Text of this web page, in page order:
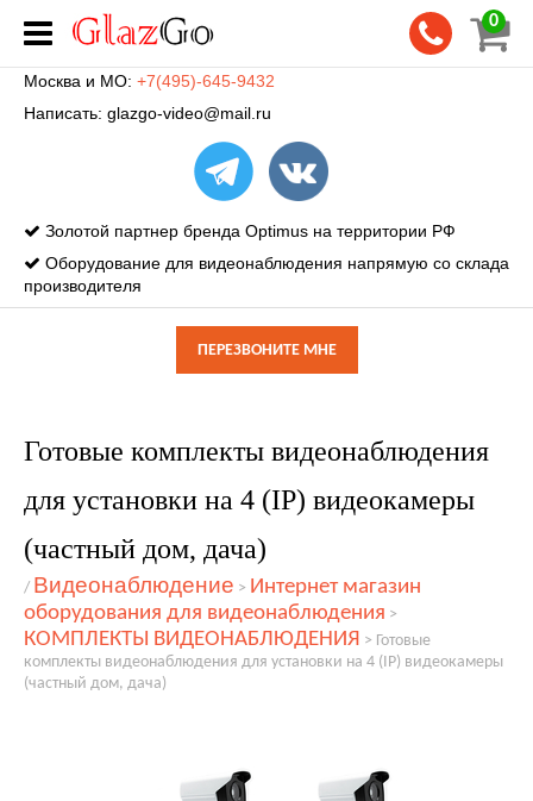
0
Москва и МО: +7(495)-645-9432
Написать: glazgo-video@mail.ru
Золотой партнер бренда Optimus на территории РФ
Оборудование для видеонаблюдения напрямую со склада
производителя
ПЕРЕЗВОНИТЕ МНЕ
Готовые комплекты видеонаблюдения
для установки на 4 (IP) видеокамеры
(частный дом, дача)
/ Видеонаблюдение > Интернет магазин
оборудования для видеонаблюдения >
КОМПЛЕКТЫ ВИДЕОНАБЛЮДЕНИЯ > Готовые
комплекты видеонаблюдения для установки на 4 (IP) видеокамеры
(частный дом, дача)